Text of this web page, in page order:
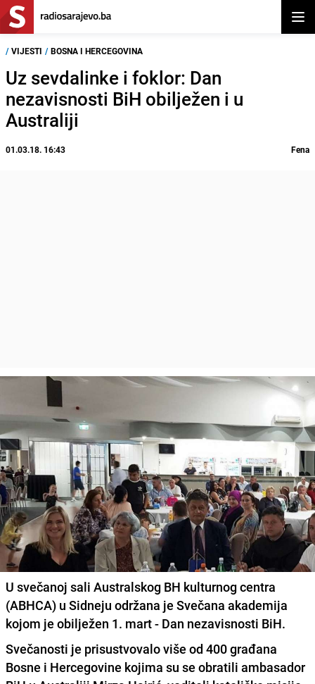
/ VIJESTI / BOSNA I HERCEGOVINA
Uz sevdalinke i foklor: Dan
nezavisnosti BiH obilježen i u
Australiji
01.03.18. 16:43 Fena
U svečanoj sali Australskog BH kulturnog centra
(ABHCA) u Sidneju održana je Svečana akademija
kojom je obilježen 1. mart - Dan nezavisnosti BiH.
Svečanosti je prisustvovalo više od 400 građana
Bosne i Hercegovine kojima su se obratili ambasador